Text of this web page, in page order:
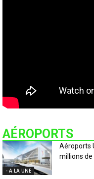
AÉROPORTS
- A LA UNE
Aéroports
millions de